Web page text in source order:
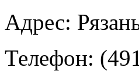
Адрес:
Телефон: